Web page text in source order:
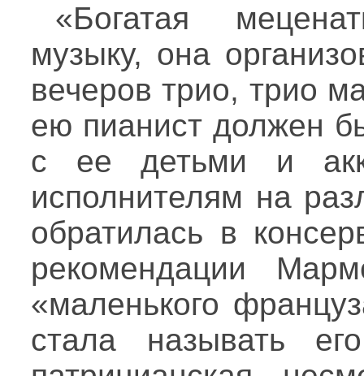
«Богатая
музыку, она
вечеров трио, трио
ею пианист должен
с ее детьми и
исполнителям на
обратилась в
рекомендации
«маленького
стала называть